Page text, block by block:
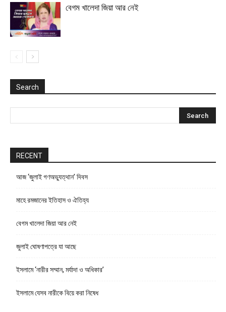
বেগম খালেদা জিয়া আর নেই
Search
RECENT
আজ ‘জুলাই গণঅভ্যুত্থান’ দিবস
মাহে রমজানের ইতিহাস ও ঐতিহ্য
বেগম খালেদা জিয়া আর নেই
জুলাই ঘোষণাপত্রে যা আছে
ইসলামে ‘নারীর সম্মান, মর্যাদা ও অধিকার’
ইসলামে যেসব নারীকে বিয়ে করা নিষেধ